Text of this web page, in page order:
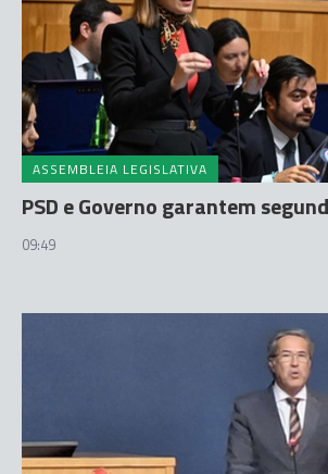
ASSEMBLEIA LEGISLATIVA
PSD e Governo garantem
09:49